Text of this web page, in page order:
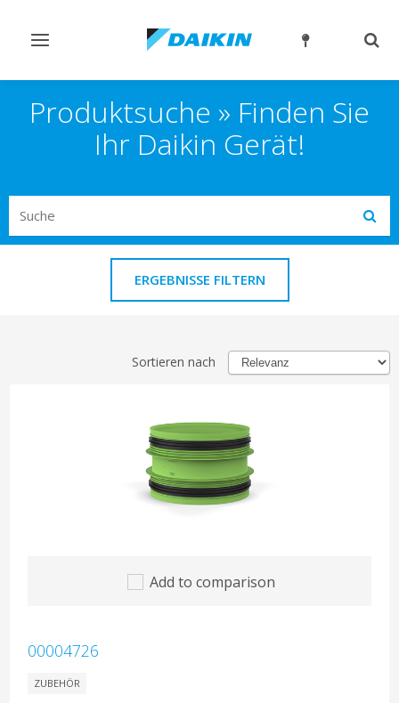
Navigation
Produktsuche » Finden Sie
Ihr Daikin Gerät!
Search
ERGEBNISSE FILTERN
Sortieren nach
Add to comparison
00004726
ZUBEHÖR